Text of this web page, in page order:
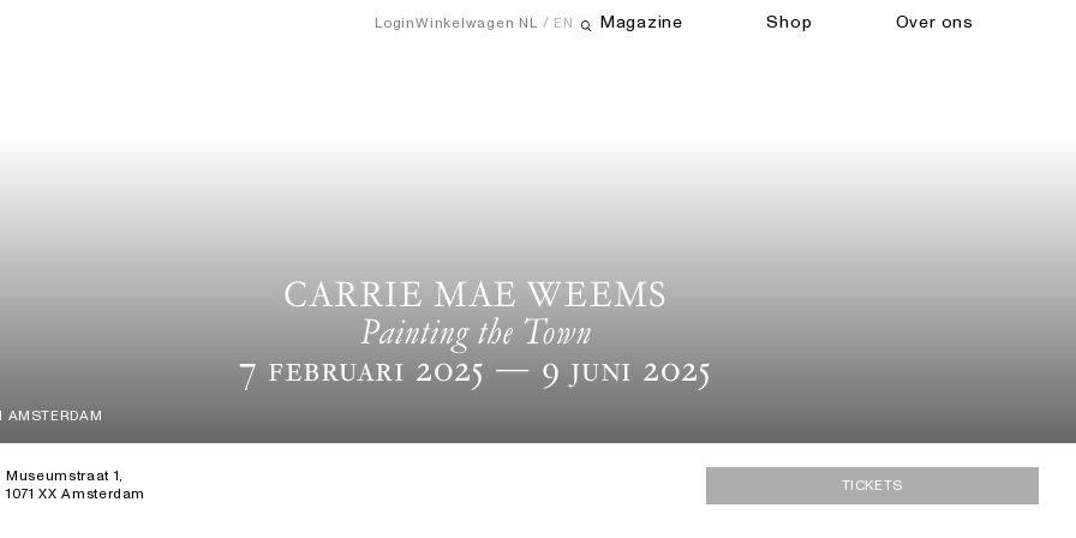
Magazine Shop Over ons
LoginWinkelwagen NL EN
Open zoekveld
CARRIE MAE WEEMS
Painting the Town
7 Februari 2025 — 9 Juni 2025
AMSTERDAM
Museumstraat 1,
1071 XX Amsterdam
TICKETS